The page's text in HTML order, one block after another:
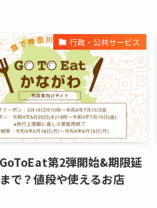
行政・公共サービス
第2弾開始&期限延
で？値段や使えるお店